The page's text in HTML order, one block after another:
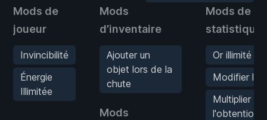
Mods de
joueur
Invincibilité
Énergie
Illimitée
Mods
d’inventaire
Ajouter un
objet lors de la
chute
Mods
Mods de
Or illimité
Modifier l'Or
Multiplier
l'obtention